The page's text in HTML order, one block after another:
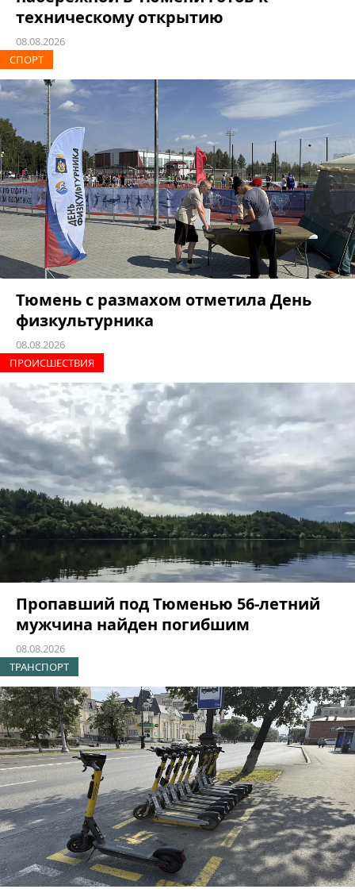
техническому открытию
08.08.2026
СПОРТ
Тюмень с размахом отметила День
физкультурника
08.08.2026
ПРОИCШЕСТВИЯ
Пропавший под Тюменью 56-летний
мужчина найден погибшим
08.08.2026
ТРАНСПОРТ